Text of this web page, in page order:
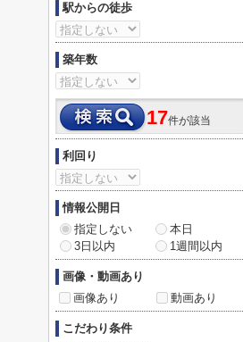
駅からの徒歩
築年数
17件が該当
利回り
情報公開日
指定しない
本日
3日以内
1週間以内
画像・動画あり
画像あり
動画あり
こだわり条件